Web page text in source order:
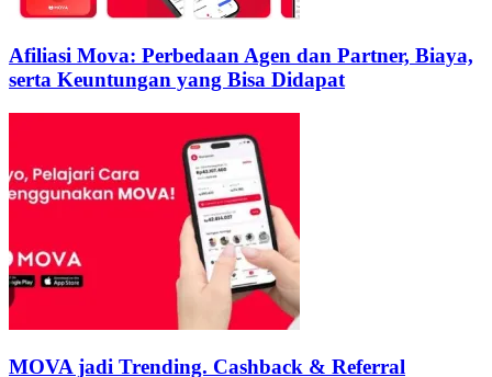
Afiliasi Mova: Perbedaan Agen dan Partner, Biaya,
serta Keuntungan yang Bisa Didapat
MOVA jadi Trending. Cashback & Referral